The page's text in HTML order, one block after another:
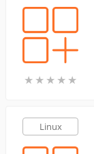
★ ★ ★ ★ ★
★ ★ ★ ★ ★
Linux